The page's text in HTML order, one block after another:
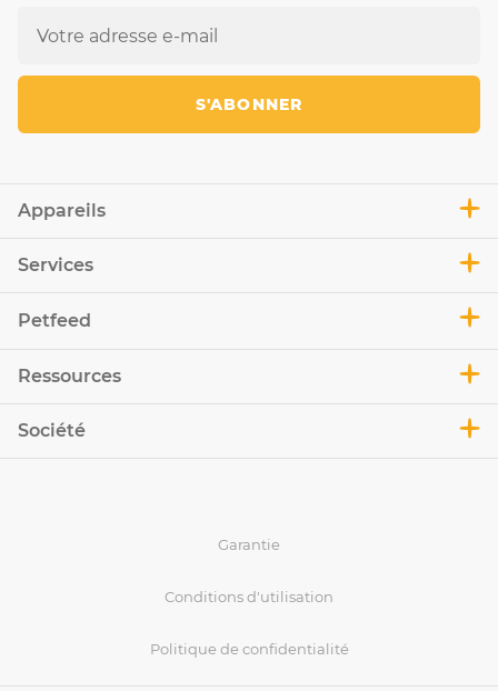
Appareils
Services
Petfeed
Ressources
Société
S'ABONNER
Garantie
Conditions d'utilisation
Politique de confidentialité